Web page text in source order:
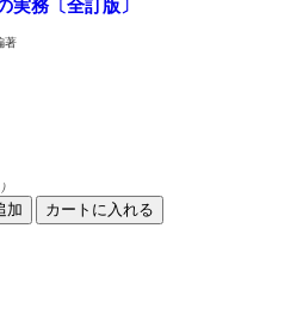
実務〔全訂版〕
著
加 カートに入れる